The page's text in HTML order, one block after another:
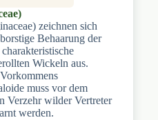
zeichnen sich
Behaarung der
Wickeln aus.
muss vor dem
Verzehr wilder Vertreter
werden.